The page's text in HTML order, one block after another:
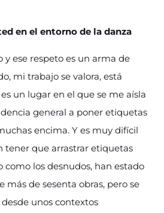
en el entorno de la danza
y ese respeto es un arma de
mi trabajo se valora, está
un lugar en el que se me aísla
general a poner etiquetas
encima. Y es muy difícil
tener que arrastrar etiquetas
como los desnudos, han estado
más de sesenta obras, pero se
unos contextos